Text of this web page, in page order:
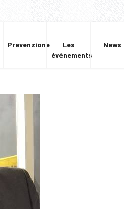
Prevenzione
Les
événements
News